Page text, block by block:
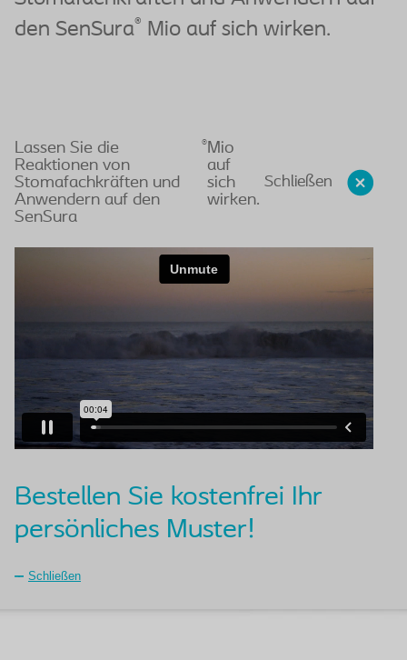
den SenSura® Mio auf sich wirken.
Schließen
Lassen Sie die
Reaktionen von
Stomafachkräften und
Anwendern auf den
SenSura
®Mio
auf
sich
wirken.
Bestellen Sie kostenfrei Ihr
persönliches Muster!
Schließen